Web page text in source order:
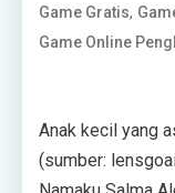
Game Gratis,
Game Online
Anak kecil yang
(sumber: